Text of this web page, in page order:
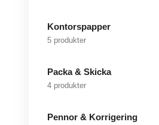
Kontorspapper
5 produkter
Packa & Skicka
4 produkter
Pennor & Korrigering